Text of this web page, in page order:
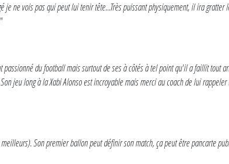
je ne vois pas qui peut lui tenir tête...Très puissant physiquement, il ira
du football mais surtout de ses à côtés à tel point qu'il a faillit
jeu long à la Xabi Alonso est incroyable mais merci au coach de lui
meilleurs). Son premier ballon peut définir son match, ça peut être pancarte